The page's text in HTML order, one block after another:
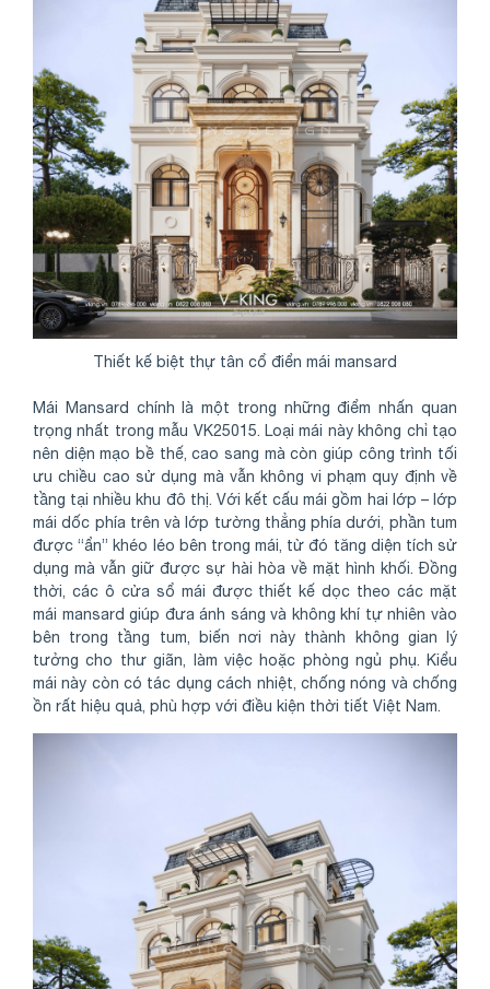
Thiết kế biệt thự tân cổ điển mái mansard
Mái Mansard chính là một trong những điểm nhấn quan
trọng nhất trong mẫu VK25015. Loại mái này không chỉ tạo
nên diện mạo bề thế, cao sang mà còn giúp công trình tối
ưu chiều cao sử dụng mà vẫn không vi phạm quy định về
tầng tại nhiều khu đô thị. Với kết cấu mái gồm hai lớp – lớp
mái dốc phía trên và lớp tường thẳng phía dưới, phần tum
được “ẩn” khéo léo bên trong mái, từ đó tăng diện tích sử
dụng mà vẫn giữ được sự hài hòa về mặt hình khối. Đồng
thời, các ô cửa sổ mái được thiết kế dọc theo các mặt
mái mansard giúp đưa ánh sáng và không khí tự nhiên vào
bên trong tầng tum, biến nơi này thành không gian lý
tưởng cho thư giãn, làm việc hoặc phòng ngủ phụ. Kiểu
mái này còn có tác dụng cách nhiệt, chống nóng và chống
ồn rất hiệu quả, phù hợp với điều kiện thời tiết Việt Nam.